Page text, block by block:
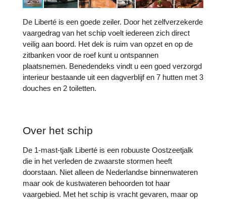
De Liberté is een goede zeiler. Door het zelfverzekerde
vaargedrag van het schip voelt iedereen zich direct
veilig aan boord. Het dek is ruim van opzet en op de
zitbanken voor de roef kunt u ontspannen
plaatsnemen. Benedendeks vindt u een goed verzorgd
interieur bestaande uit een dagverblijf en 7 hutten met 3
douches en 2 toiletten.
Over het schip
De 1-mast-tjalk Liberté is een robuuste Oostzeetjalk
die in het verleden de zwaarste stormen heeft
doorstaan. Niet alleen de Nederlandse binnenwateren
maar ook de kustwateren behoorden tot haar
vaargebied. Met het schip is vracht gevaren, maar op